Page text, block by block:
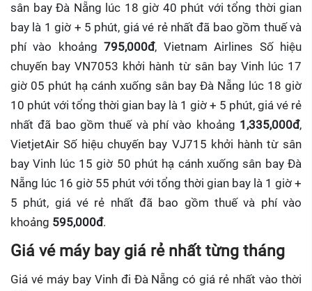
sân bay Đà Nẵng lúc 18 giờ 40 phút với tổng thời gian
bay là 1 giờ + 5 phút, giá vé rẻ nhất đã bao gồm thuế và
phí vào khoảng795,000đ, Vietnam Airlines Số hiệu
chuyến bay VN7053 khởi hành từ sân bay Vinh lúc 17
giờ 05 phút hạ cánh xuống sân bay Đà Nẵng lúc 18 giờ
10 phút với tổng thời gian bay là 1 giờ + 5 phút, giá vé rẻ
nhất đã bao gồm thuế và phí vào khoảng 1,335,000đ,
VietjetAir Số hiệu chuyến bay VJ715 khởi hành từ sân
bay Vinh lúc 15 giờ 50 phút hạ cánh xuống sân bay Đà
Nẵng lúc 16 giờ 55 phút với tổng thời gian bay là 1 giờ +
5 phút, giá vé rẻ nhất đã bao gồm thuế và phí vào
khoảng 595,000đ.
Giá vé máy bay giá rẻ nhất từng tháng
Giá vé máy bay Vinh đi Đà Nẵng có giá rẻ nhất vào thời